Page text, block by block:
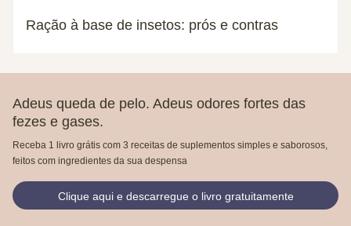
Ração à base de insetos: prós e contras
Adeus queda de pelo. Adeus odores fortes das
fezes e gases.
Receba 1 livro grátis com 3 receitas de suplementos simples e saborosos,
feitos com ingredientes da sua despensa
Clique aqui e descarregue o livro gratuitamente